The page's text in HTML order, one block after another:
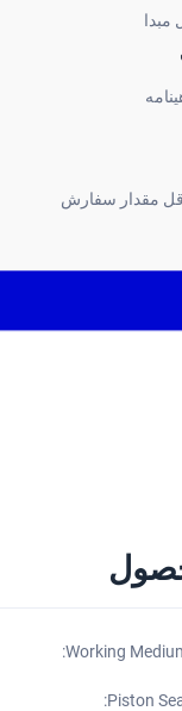
مبدا
مقدار سفارش
Working
Piston